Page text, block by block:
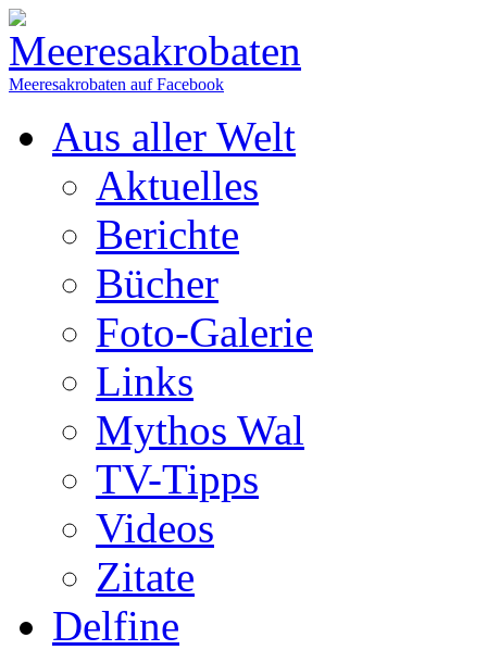
Meeresakrobaten auf Facebook
Aus aller Welt
Aktuelles
Berichte
Bücher
Foto-Galerie
Links
Mythos Wal
TV-Tipps
Videos
Zitate
Delfine